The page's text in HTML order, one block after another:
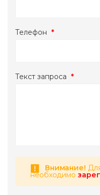
Телефон *
Текст запроса *
Внимание!
необходимо